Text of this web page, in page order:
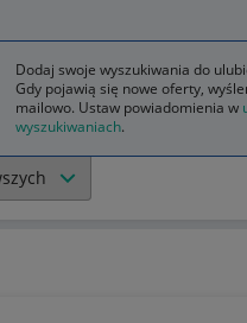
sofa szary szuflady usb-c
Dodaj swoje wyszukiwania do
Gdy pojawią się nowe oferty,
mailowo. Ustaw powiadomienia w
wyszukiwaniach.